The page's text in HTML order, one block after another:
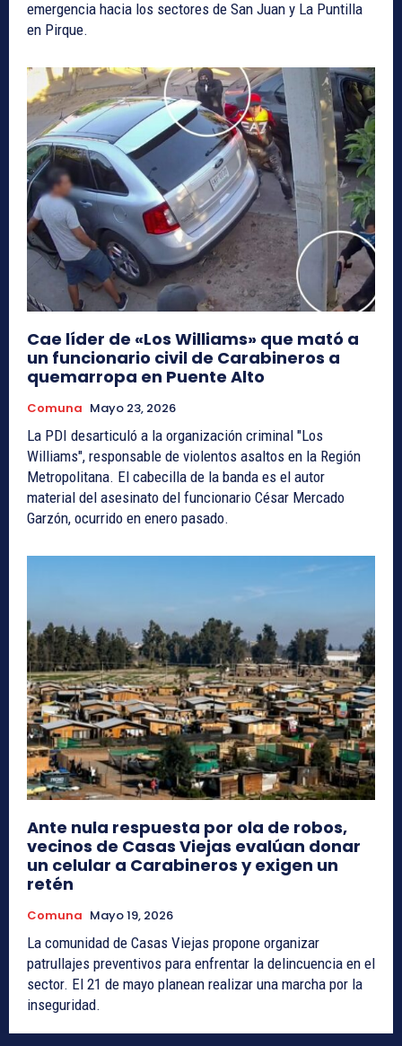
emergencia hacia los sectores de San Juan y La Puntilla
en Pirque.
Cae líder de «Los Williams» que mató a
un funcionario civil de Carabineros a
quemarropa en Puente Alto
Comuna Mayo 23, 2026
La PDI desarticuló a la organización criminal "Los
Williams", responsable de violentos asaltos en la Región
Metropolitana. El cabecilla de la banda es el autor
material del asesinato del funcionario César Mercado
Garzón, ocurrido en enero pasado.
Ante nula respuesta por ola de robos,
vecinos de Casas Viejas evalúan donar
un celular a Carabineros y exigen un
retén
Comuna Mayo 19, 2026
La comunidad de Casas Viejas propone organizar
patrullajes preventivos para enfrentar la delincuencia en el
sector. El 21 de mayo planean realizar una marcha por la
inseguridad.